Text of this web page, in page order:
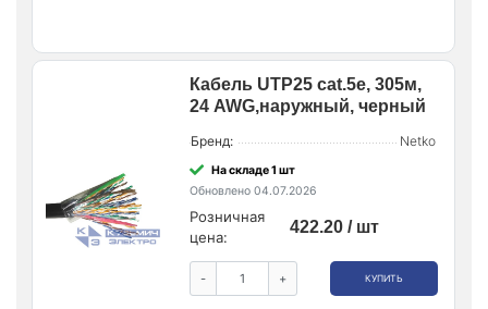
Кабель UTP25 cat.5e, 305м,
24 AWG,наружный, черный
Бренд: Netko
На складе 1 шт
Обновлено 04.07.2026
Розничная
цена:
422.20 / шт
- + КУПИТЬ